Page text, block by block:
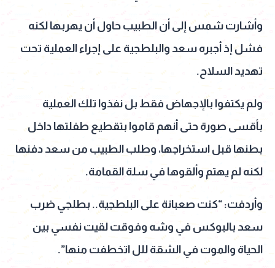
وأشارت شمس إلى أن الطبيب حاول أن يهربها لكنه
فشل إذ أجبره سعد والبلطجية على إجراء العملية تحت
تهديد السلاح.
ولم يكتفوا بالإجهاض فقط بل نفذوا تلك العملية
بأقسى صورة حتى أنهم قاموا بتقطيع طفلتها داخل
بطنها قبل استخراجها، وطلب الطبيب من سعد دفنها
لكنه لم يهتم وألقوها في سلة القمامة.
وأردفت: “كنت صعبانة على البلطجية.. بطلجي ضرب
سعد بالبوكس في وشه وفوقت لقيت نفسي بين
الحياة والموت في الشقة للل اتخطفت منها”.